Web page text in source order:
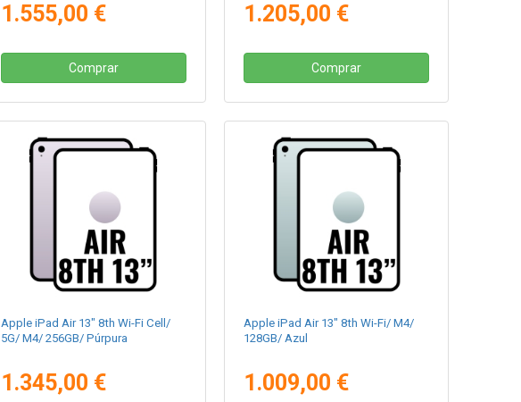
1.555,00 €
Comprar
1.205,00 €
Comprar
Apple iPad Air 13" 8th Wi-Fi Cell/
5G/ M4/ 256GB/ Púrpura
1.345,00 €
Apple iPad Air 13" 8th Wi-Fi/ M4/
128GB/ Azul
1.009,00 €